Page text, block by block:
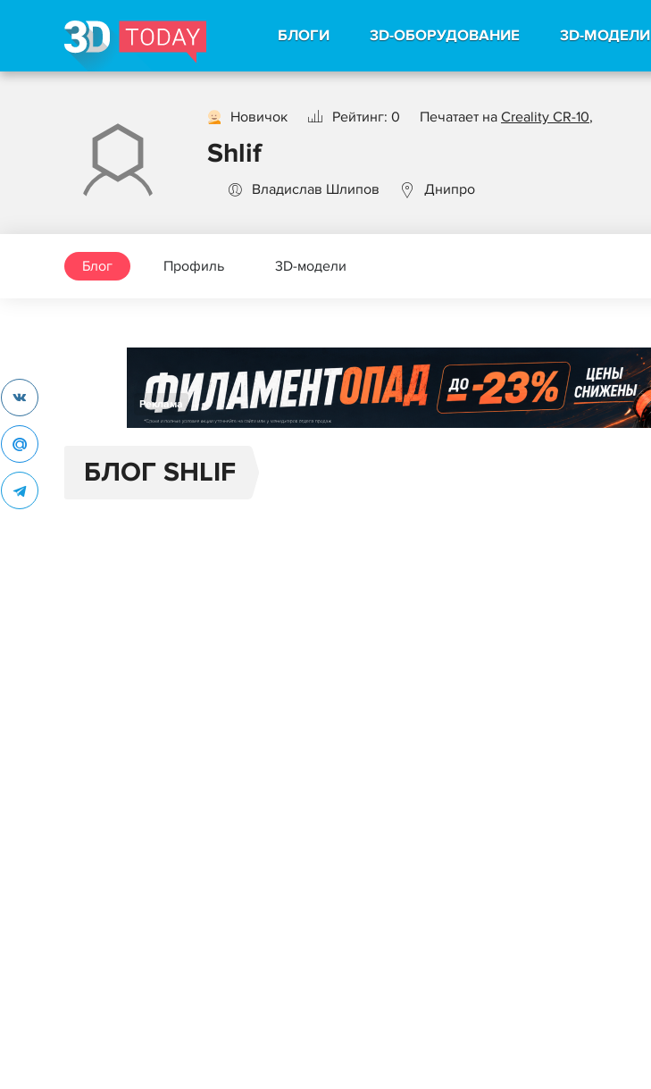
БЛОГИ 3D-ОБОРУДОВАНИЕ 3D-МОДЕЛИ
Новичок Рейтинг: 0 Печатает на Creality CR-10,
Shlif
Владислав Шлипов Днипро
Блог Профиль 3D-модели
Реклама
БЛОГ SHLIF